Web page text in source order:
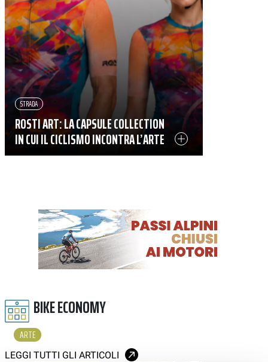
STRADA
ROSTI ART: LA CAPSULE COLLECTION
IN CUI IL CICLISMO INCONTRA L’ARTE
BIKE ECONOMY
ARTE
LEGGI TUTTI GLI ARTICOLI